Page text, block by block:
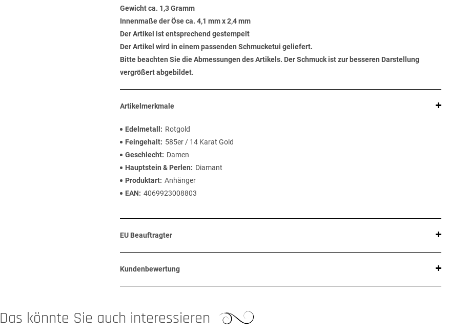
Gewicht ca. 1,3 Gramm
Innenmaße der Öse ca. 4,1 mm x 2,4 mm
Der Artikel ist entsprechend gestempelt
Der Artikel wird in einem passenden Schmucketui geliefert.
Bitte beachten Sie die Abmessungen des Artikels. Der Schmuck ist zur besseren Darstellung
vergrößert abgebildet.
Artikelmerkmale
Edelmetall
Rotgold
Feingehalt
585er / 14 Karat Gold
Geschlecht
Damen
Hauptstein & Perlen
Diamant
Produktart Anhänger
EAN
4069923008803
EU Beauftragter
Kundenbewertung
Das könnte Sie auch interessieren